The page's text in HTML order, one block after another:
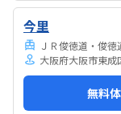
今里
ＪＲ俊徳道・俊
大阪府大阪市東
無料